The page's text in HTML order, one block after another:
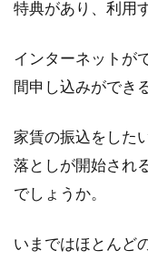
特典があり、利用
インターネットが
間申し込みができ
家賃の振込をした
落としが開始され
でしょうか。
いまではほとんど